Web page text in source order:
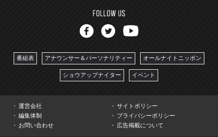
番組表 アナウンサー＆パーソナリティー オールナイトニッポン
ショウアップナイター イベント
運営会社
サイトポリシー
編集体制
プライバシーポリシー
お問い合わせ
広告掲載について